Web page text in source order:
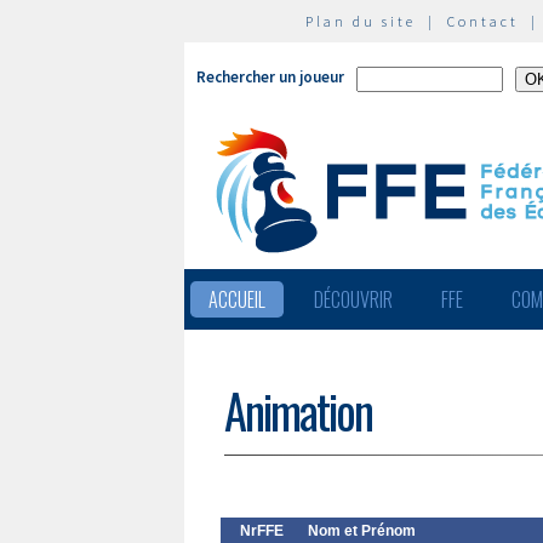
Plan du site | Contact
Rechercher un joueur
ACCUEIL DÉCOUVRIR FFE
Animation
NrFFE Nom et Prénom